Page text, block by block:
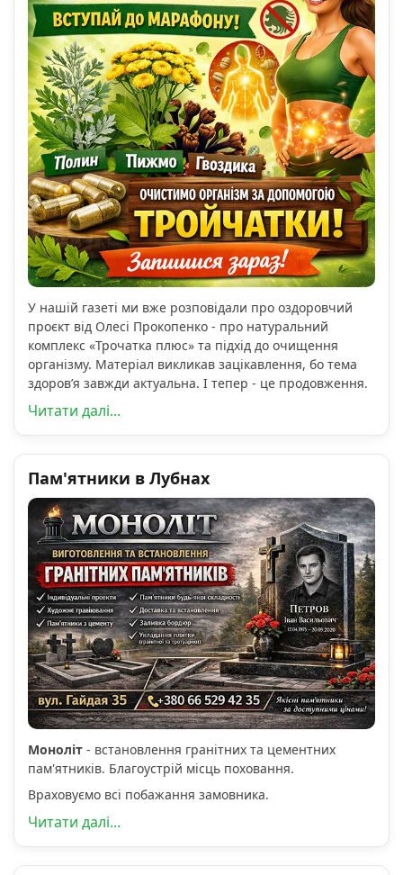
У нашій газеті ми вже розповідали про оздоровчий
проєкт від Олесі Прокопенко - про натуральний
комплекс «Трочатка плюс» та підхід до очищення
організму. Матеріал викликав зацікавлення, бо тема
здоров’я завжди актуальна. І тепер - це продовження.
Читати далі...
Пам'ятники в Лубнах
Моноліт - встановлення гранітних та цементних
пам'ятників. Благоустрій місць поховання.
Враховуємо всі побажання замовника.
Читати далі...